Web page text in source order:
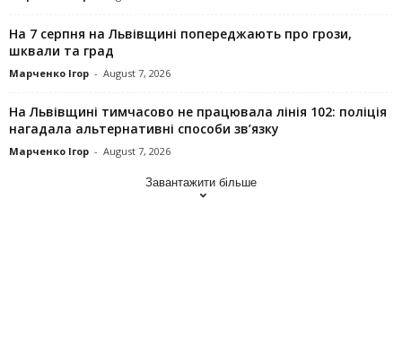
На 7 серпня на Львівщині попереджають про грози,
шквали та град
Марченко Ігор - August 7, 2026
На Львівщині тимчасово не працювала лінія 102: поліція
нагадала альтернативні способи зв’язку
Марченко Ігор - August 7, 2026
Завантажити більше